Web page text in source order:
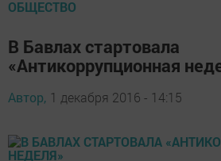
ОБЩЕСТВО
В Бавлах стартовала
«Антикоррупционная
Автор, 1 декабря 2016 - 14:15